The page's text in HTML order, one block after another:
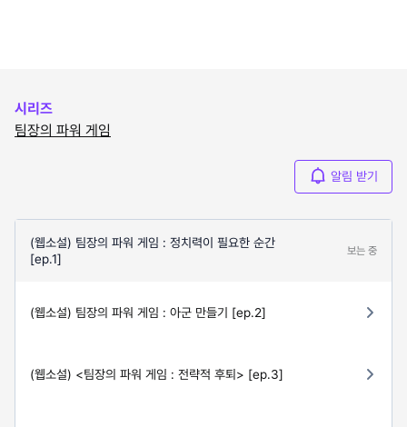
시리즈
팀장의 파워 게임
알림 받기
(웹소설) 팀장의 파워 게임 : 정치력이 필요한 순간
[ep.1]
보는 중
(웹소설) 팀장의 파워 게임 : 아군 만들기 [ep.2]
(웹소설) <팀장의 파워 게임 : 전략적 후퇴> [ep.3]